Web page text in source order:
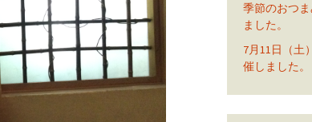
季節のおつ
ました。
7月11日（土
催しました。